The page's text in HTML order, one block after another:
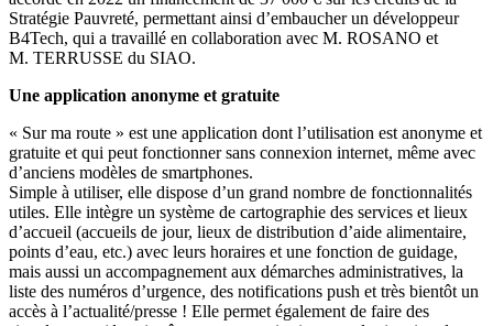
Stratégie Pauvreté, permettant ainsi d’embaucher un développeur
B4Tech, qui a travaillé en collaboration avec M. ROSANO et
M. TERRUSSE du SIAO.
Une application anonyme et gratuite
« Sur ma route » est une application dont l’utilisation est anonyme et
gratuite et qui peut fonctionner sans connexion internet, même avec
d’anciens modèles de smartphones.
Simple à utiliser, elle dispose d’un grand nombre de fonctionnalités
utiles. Elle intègre un système de cartographie des services et lieux
d’accueil (accueils de jour, lieux de distribution d’aide alimentaire,
points d’eau, etc.) avec leurs horaires et une fonction de guidage,
mais aussi un accompagnement aux démarches administratives, la
liste des numéros d’urgence, des notifications push et très bientôt un
accès à l’actualité/presse ! Elle permet également de faire des